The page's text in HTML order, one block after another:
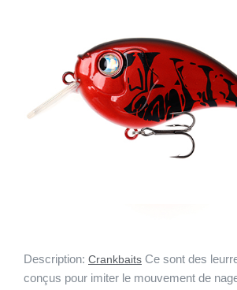
Description: Crankbaits Ce sont des
conçus pour imiter le mouvement de